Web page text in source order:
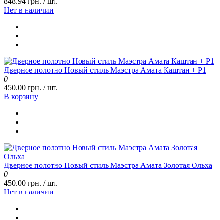
Нет в наличии
Дверное полотно Новый стиль Маэстра Амата Каштан + Р1
0
450.00 грн. / шт.
В корзину
Дверное полотно Новый стиль Маэстра Амата Золотая Ольха
0
450.00 грн. / шт.
Нет в наличии